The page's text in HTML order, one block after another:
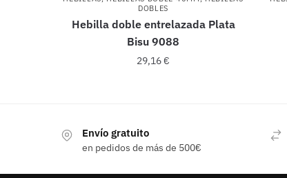
DOBLES
Hebilla doble entrelazada Plata
Bisu 9088
29,16€
Envío gratuito
en pedidos de más de 500€